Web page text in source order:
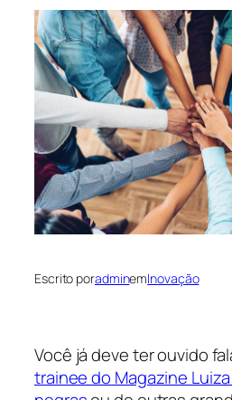
Escrito poradminemInovação
Você já deve ter ouvido
trainee do Magazine